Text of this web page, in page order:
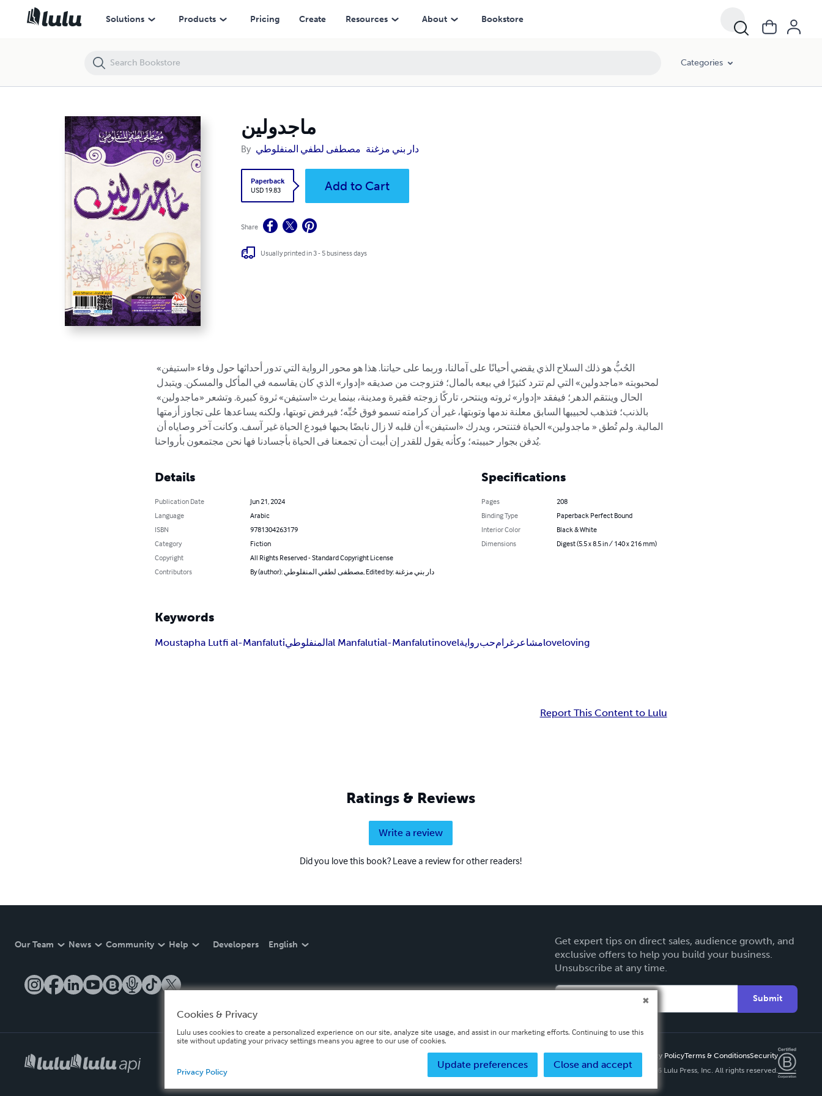
Solutions Products Pricing Create Resources About Bookstore
Categories
ماجدولين
By مصطفى لطفي المنفلوطي دار بني مزغنة
Paperback
USD 19.83
Add to Cart
Share
Usually printed in 3 - 5 business days
الحُبُّ هو ذلك السلاح الذي يقضي أحيانًا على آمالنا، وربما على حياتنا. هذا هو محور الرواية التي تدور أحداثها حول وفاء «استيفن»
لمحبوبته «ماجدولين» التي لم تترد كثيرًا في بيعه بالمال؛ فتزوجت من صديقه «إدوار» الذي كان يقاسمه في المأكل والمسكن. ويتبدل
الحال وينتقم الدهر؛ فيفقد «إدوار» ثروته وينتحر، تاركًا زوجته فقيرة ومدينة، بينما يرث «استيفن» ثروة كبيرة. وتشعر «ماجدولين»
بالذنب؛ فتذهب لحبيبها السابق معلنة ندمها وتوبتها، غير أن كرامته تسمو فوق حُبِّه؛ فيرفض توبتها، ولكنه يساعدها على تجاوز أزمتها
المالية. ولم تُطق « ماجدولين» الحياة فتنتحر، ويدرك «استيفن» أن قلبه لا زال نابضًا بحبها فيودع الحياة غير آسف. وكانت آخر وصاياه أن
يُدفن بجوار حبيبته؛ وكأنه يقول للقدر إن أبيت أن تجمعنا فى الحياة بأجسادنا فها نحن مجتمعون بأرواحنا.
Details
Publication Date
Jun 21, 2024
Language
Arabic
ISBN
9781304263179
Category
Fiction
Copyright
All Rights Reserved - Standard Copyright License
Contributors
By (author): مصطفى لطفي المنفلوطي, Edited by: دار بني مزغنة
Specifications
Pages
208
Binding Type
Paperback Perfect Bound
Interior Color
Black & White
Dimensions
Digest (5.5 x 8.5 in / 140 x 216 mm)
Keywords
Moustapha Lutfi al-Manfalutiالمنفلوطيal Manfalutial-Manfalutinovelروايةحبغرام مشاعرloveloving
Report This Content to Lulu
Ratings & Reviews
Write a review
Did you love this book? Leave a review for other readers!
Our Team News Community Help Developers English
Get expert tips on direct sales, audience growth, and
exclusive offers to help you build your business.
Unsubscribe at any time.
Submit
Privacy PolicyTerms & ConditionsSecurity
Copyright ©
2026 Lulu Press, Inc. All rights reserved.
ماجدولين
Cookies & Privacy
Lulu uses cookies to create a personalized experience on our site, analyze site usage, and assist in our marketing efforts. Continuing to use this
site without updating your privacy settings means you agree to our use of cookies.
Close and accept
Update preferences
Privacy Policy